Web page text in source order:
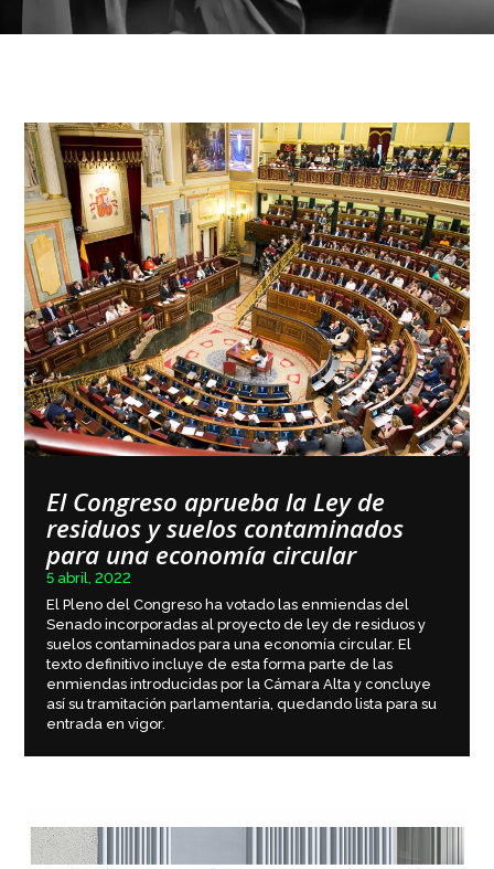
El Congreso aprueba la Ley de
residuos y suelos contaminados
para una economía circular
5 abril, 2022
El Pleno del Congreso ha votado las enmiendas del
Senado incorporadas al proyecto de ley de residuos y
suelos contaminados para una economía circular. El
texto definitivo incluye de esta forma parte de las
enmiendas introducidas por la Cámara Alta y concluye
así su tramitación parlamentaria, quedando lista para su
entrada en vigor.